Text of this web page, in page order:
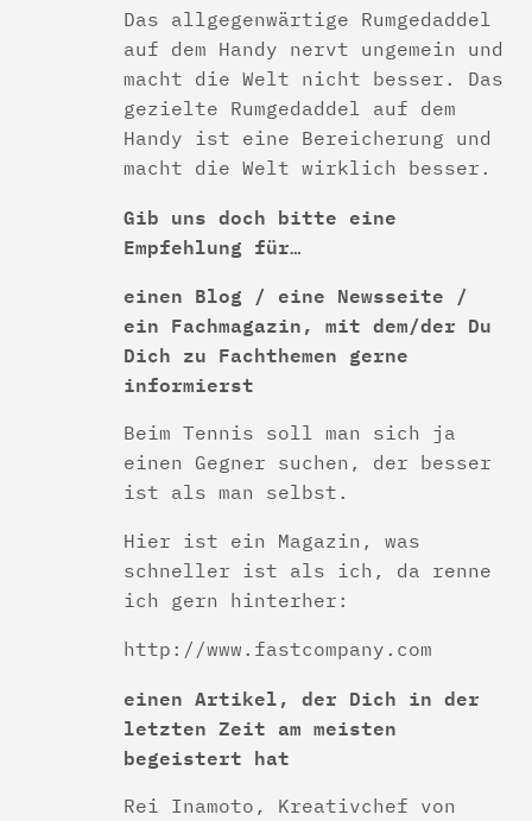
Das allgegenwärtige Rumgedaddel
auf dem Handy nervt ungemein und
macht die Welt nicht besser. Das
gezielte Rumgedaddel auf dem
Handy ist eine Bereicherung und
macht die Welt wirklich besser.
Gib uns doch bitte eine
Empfehlung für…
einen Blog / eine Newsseite /
ein Fachmagazin, mit dem/der Du
Dich zu Fachthemen gerne
informierst
Beim Tennis soll man sich ja
einen Gegner suchen, der besser
ist als man selbst.
Hier ist ein Magazin, was
schneller ist als ich, da renne
ich gern hinterher:
http://www.fastcompany.com
einen Artikel, der Dich in der
letzten Zeit am meisten
begeistert hat
Rei Inamoto, Kreativchef von